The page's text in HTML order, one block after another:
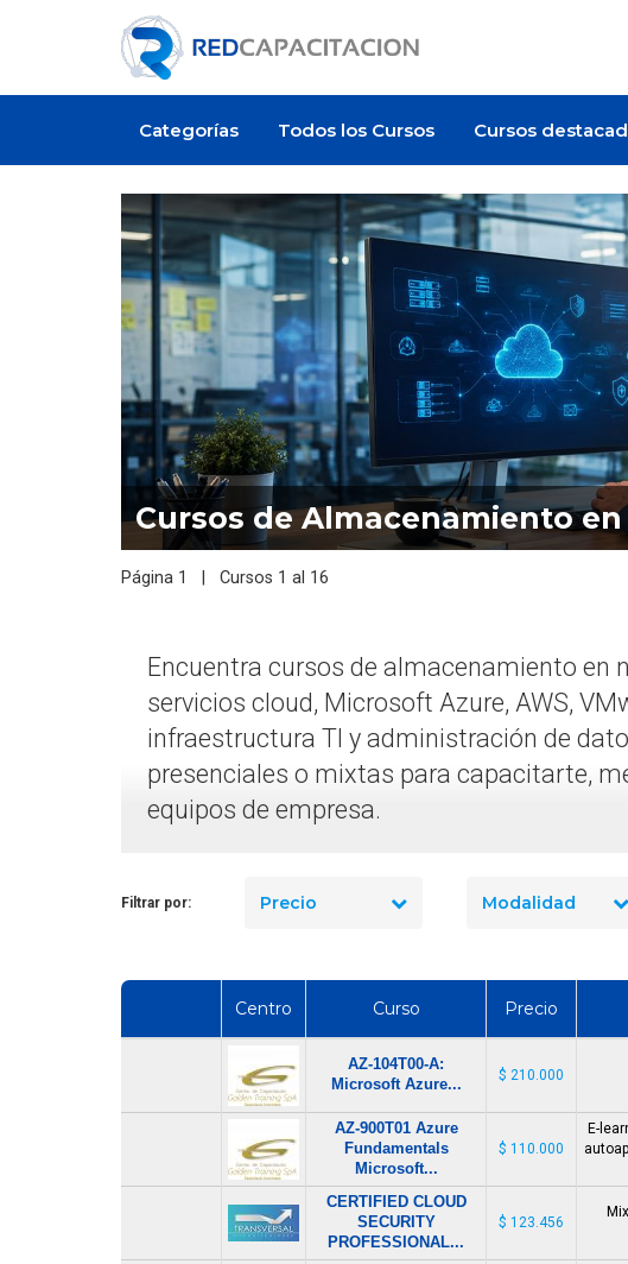
Categorías Todos los Cursos Cursos
Cursos de Almacenamiento
Página 1 | Cursos 1 al 16
Encuentra cursos de almacenamiento en
servicios cloud, Microsoft Azure, AWS,
infraestructura TI y administración de
presenciales o mixtas para capacitarte,
equipos de empresa.
Filtrar por: Precio Modalidad
Centro Curso Precio
AZ-104T00-A:
Microsoft Azure...
$ 210.000
AZ-900T01 Azure
Fundamentals
Microsoft...
$ 110.000
E-
CERTIFIED CLOUD
SECURITY
PROFESSIONAL...
$ 123.456
Artículo